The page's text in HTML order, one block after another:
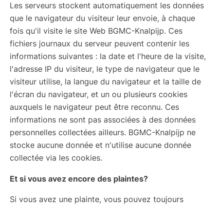
Les serveurs stockent automatiquement les données
que le navigateur du visiteur leur envoie, à chaque
fois qu'il visite le site Web BGMC-Knalpijp. Ces
fichiers journaux du serveur peuvent contenir les
informations suivantes : la date et l'heure de la visite,
l'adresse IP du visiteur, le type de navigateur que le
visiteur utilise, la langue du navigateur et la taille de
l'écran du navigateur, et un ou plusieurs cookies
auxquels le navigateur peut être reconnu. Ces
informations ne sont pas associées à des données
personnelles collectées ailleurs. BGMC-Knalpijp ne
stocke aucune donnée et n'utilise aucune donnée
collectée via les cookies.
Et si vous avez encore des plaintes?
Si vous avez une plainte, vous pouvez toujours